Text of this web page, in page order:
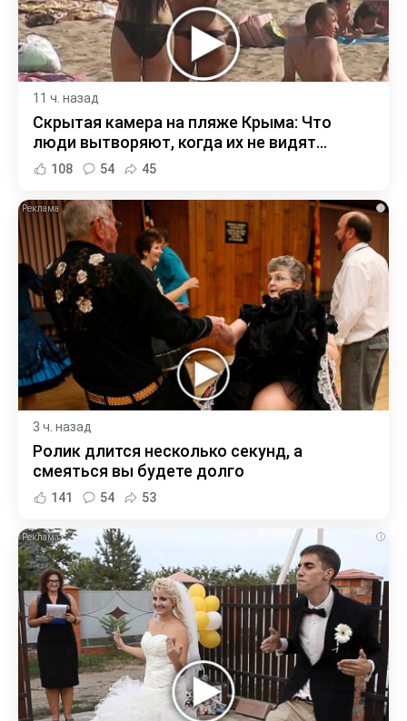
11 ч. назад
Скрытая камера на пляже Крыма: Что
люди вытворяют, когда их не видят...
108 54 45
i
3 ч. назад
Ролик длится несколько секунд, а
смеяться вы будете долго
141 54 53
i